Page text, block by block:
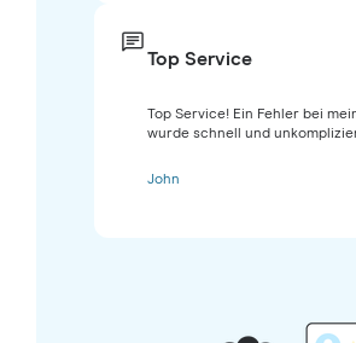
Top Service
Top Service! Ein Fehler bei
wurde schnell und
John